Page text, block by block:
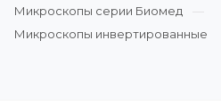
Микроскопы серии Биомед
Микроскопы инвертированные